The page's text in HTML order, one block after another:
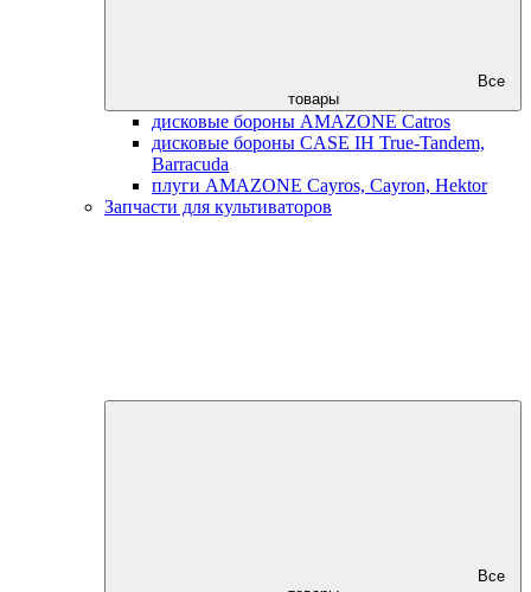
Все
товары
дисковые бороны AMAZONE Catros
дисковые бороны CASE IH True-Tandem,
Barracuda
плуги AMAZONE Cayros, Cayron, Hektor
Запчасти для культиваторов
Все